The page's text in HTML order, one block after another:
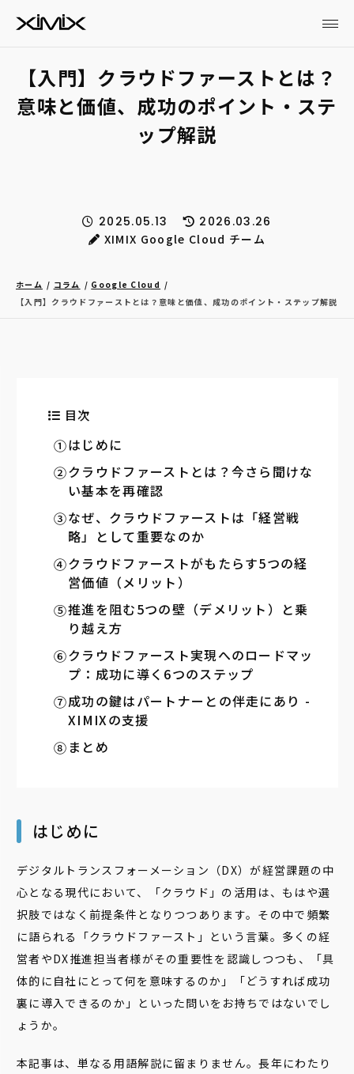
【入門】クラウドファーストとは？
意味と価値、成功のポイント・ステ
ップ解説
2025.05.13
2026.03.26
XIMIX Google Cloud チーム
ホーム コラム
Google Cloud
【入門】クラウドファーストとは？意味と価値、成功のポイント・ステップ解説
目次
はじめに
クラウドファーストとは？今さら聞けな
い基本を再確認
なぜ、クラウドファーストは「経営戦
略」として重要なのか
クラウドファーストがもたらす5つの経
営価値（メリット）
推進を阻む5つの壁（デメリット）と乗
り越え方
クラウドファースト実現へのロードマッ
プ：成功に導く6つのステップ
成功の鍵はパートナーとの伴走にあり -
XIMIXの支援
まとめ
はじめに
デジタルトランスフォーメーション（DX）が経営課題の中
心となる現代において、「クラウド」の活用は、もはや選
択肢ではなく前提条件となりつつあります。その中で頻繁
に語られる「クラウドファースト」という言葉。多くの経
営者やDX推進担当者様がその重要性を認識しつつも、「具
体的に自社にとって何を意味するのか」「どうすれば成功
裏に導入できるのか」といった問いをお持ちではないでし
ょうか。
本記事は、単なる用語解説に留まりません。長年にわたり